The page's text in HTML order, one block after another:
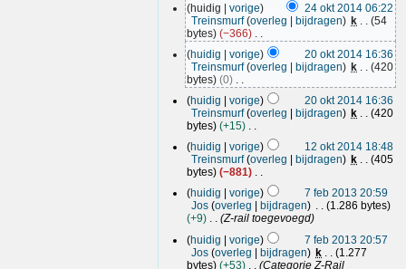
1
huidig vorige
24 okt 2014 06:22
Treinsmurf overleg bijdragen k
54
bytes
−366
G
e
n
b
e
w
e
r
k
i
g
s
s
a
m
e
1
huidig vorige
20 okt 2014 16:36
Treinsmurf overleg bijdragen k
420
bytes
0
G
e
n
b
e
w
e
r
k
i
g
s
huidig vorige
20 okt 2014 16:36
Treinsmurf overleg bijdragen k
420
bytes
+15
e
n
b
e
w
e
r
k
i
1
huidig vorige
12 okt 2014 18:48
Treinsmurf overleg bijdragen k
405
bytes
−881
e
e
n
b
e
w
2
huidig vorige
7 feb 2013 20:59
Jos overleg bijdragen
1.286 bytes
+9
Z-rail toegevoegd
huidig
vorige
7 feb 2013 20:57
Jos overleg bijdragen k
1.277
bytes
+53
Categorie Z-Rail